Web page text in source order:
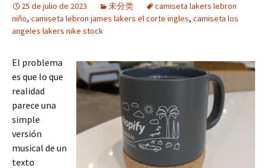
25 de julio de 2023 未分类
camiseta lakers lebron
niño, camiseta lebron james lakers el corte ingles, camiseta los
angeles lakers nike stock
El problema
es que lo que
realidad
parece una
simple
versión
musical de un
texto